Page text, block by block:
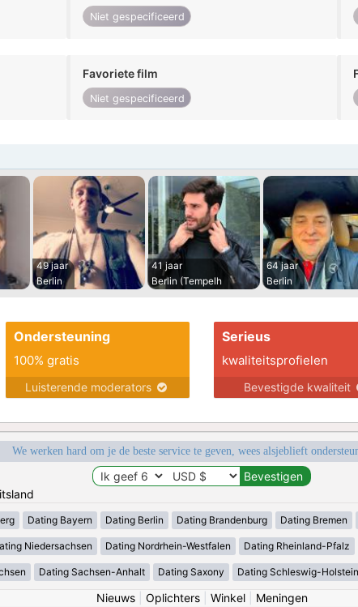
Niet gespecificeerd
Favoriete film
Niet gespecificeerd
49 jaar
Berlin
41 jaar
Berlin (Tempelh
64 jaar
Berlin
Ondersteuning
100% gratis
Luisterende moderators
Serieus
kwaliteitsprofielen
Bevestigde kwaliteit
We werken hard om je de beste service te geven, wees alsjeblieft
Dating Bayern Dating Berlin Dating Brandenburg Dating Bremen
Niedersachsen Dating Nordrhein-Westfalen Dating Rheinland-Pfalz
Dating Sachsen-Anhalt Dating Saxony Dating Schleswig-Holstein
Nieuws| Oplichters| Winkel| Meningen